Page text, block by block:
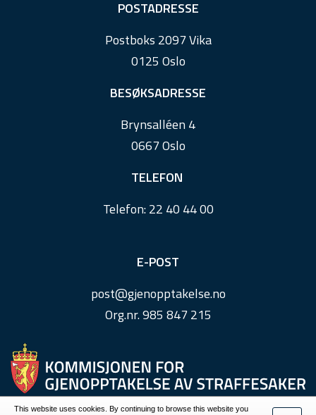
POSTADRESSE
Postboks 2097 Vika
0125 Oslo
BESØKSADRESSE
Brynsalléen 4
0667 Oslo
TELEFON
Telefon:22 40 44 00
E-POST
post@gjenopptakelse.no
Org.nr. 985 847 215
This website uses cookies. By continuing to browse this website you